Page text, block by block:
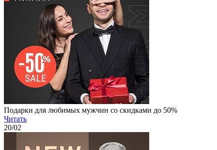
Подарки для любимых мужчин со скидками до 50%
Читать
20/02